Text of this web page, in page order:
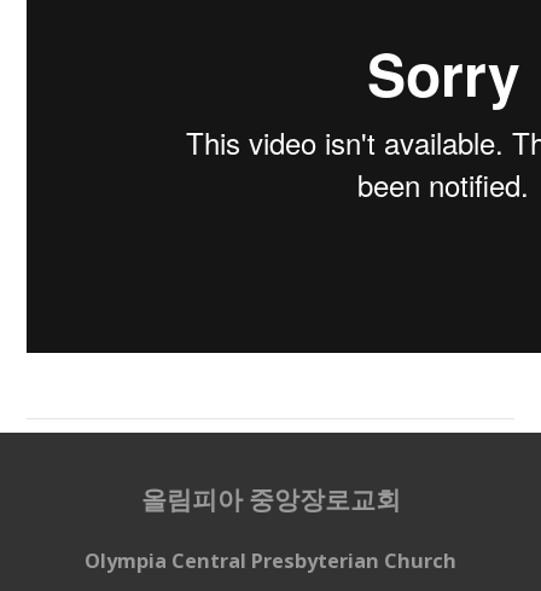
올림피아 중앙장로교회
Olympia Central Presbyterian Church